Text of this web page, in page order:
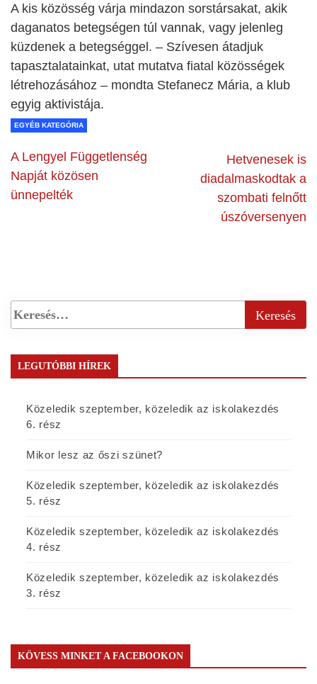
A kis közösség várja mindazon sorstársakat, akik
daganatos betegségen túl vannak, vagy jelenleg
küzdenek a betegséggel. – Szívesen átadjuk
tapasztalatainkat, utat mutatva fiatal közösségek
létrehozásához – mondta Stefanecz Mária, a klub
egyig aktivistája.
EGYÉB KATEGÓRIA
A Lengyel Függetlenség
Napját közösen
ünnepelték
Hetvenesek is
diadalmaskodtak a
szombati felnőtt
úszóversenyen
LEGUTÓBBI HÍREK
Közeledik szeptember, közeledik az iskolakezdés
6. rész
Mikor lesz az őszi szünet?
Közeledik szeptember, közeledik az iskolakezdés
5. rész
Közeledik szeptember, közeledik az iskolakezdés
4. rész
Közeledik szeptember, közeledik az iskolakezdés
3. rész
KÖVESS MINKET A FACEBOOKON